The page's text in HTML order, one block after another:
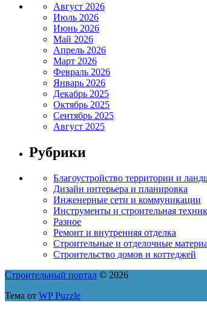
Август 2026
Июль 2026
Июнь 2026
Май 2026
Апрель 2026
Март 2026
Февраль 2026
Январь 2026
Декабрь 2025
Октябрь 2025
Сентябрь 2025
Август 2025
Рубрики
Благоустройство территории и
Дизайн интерьера и планировка
Инженерные сети и коммуникации
Инструменты и строительная
Разное
Ремонт и внутренняя отделка
Строительные и отделочные
Строительство домов и коттеджей
Строительный портал © 2026
Тема от WP Puzzle